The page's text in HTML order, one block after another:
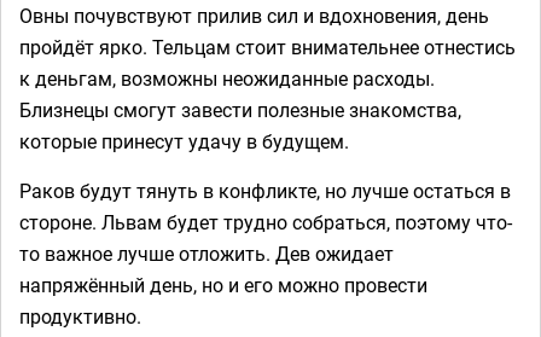
Овны почувствуют прилив сил и вдохновения, день
пройдёт ярко. Тельцам стоит внимательнее отнестись
к деньгам, возможны неожиданные расходы.
Близнецы смогут завести полезные знакомства,
которые принесут удачу в будущем.
Раков будут тянуть в конфликте, но лучше остаться в
стороне. Львам будет трудно собраться, поэтому что-
то важное лучше отложить. Дев ожидает
напряжённый день, но и его можно провести
продуктивно.